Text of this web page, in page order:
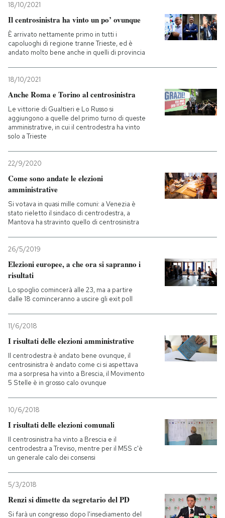
18/10/2021
Il centrosinistra ha vinto un po’ ovunque
È arrivato nettamente primo in tutti i
capoluoghi di regione tranne Trieste, ed è
andato molto bene anche in quelli di provincia
18/10/2021
Anche Roma e Torino al centrosinistra
Le vittorie di Gualtieri e Lo Russo si
aggiungono a quelle del primo turno di queste
amministrative, in cui il centrodestra ha vinto
solo a Trieste
22/9/2020
Come sono andate le elezioni
amministrative
Si votava in quasi mille comuni: a Venezia è
stato rieletto il sindaco di centrodestra, a
Mantova ha stravinto quello di centrosinistra
26/5/2019
Elezioni europee, a che ora si sapranno i
risultati
Lo spoglio comincerà alle 23, ma a partire
dalle 18 cominceranno a uscire gli exit poll
11/6/2018
I risultati delle elezioni amministrative
Il centrodestra è andato bene ovunque, il
centrosinistra è andato come ci si aspettava
ma a sorpresa ha vinto a Brescia, il Movimento
5 Stelle è in grosso calo ovunque
10/6/2018
I risultati delle elezioni comunali
Il centrosinistra ha vinto a Brescia e il
centrodestra a Treviso, mentre per il M5S c'è
un generale calo dei consensi
5/3/2018
Renzi si dimette da segretario del PD
Si farà un congresso dopo l'insediamento del